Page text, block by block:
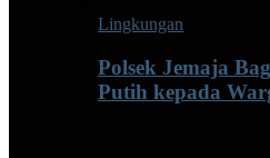
Lingkungan
Polsek Jemaja
Putih kepada